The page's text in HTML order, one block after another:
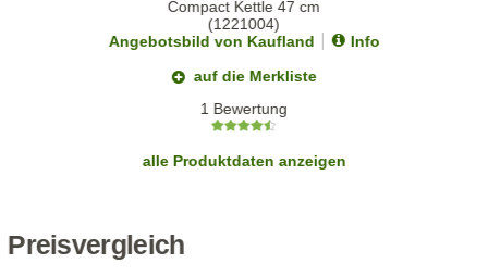
Angebotsbild von Kaufland
Info
auf die Merkliste
1 Bewertung
alle Produktdaten anzeigen
Preisvergleich